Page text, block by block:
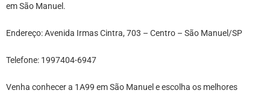
em São Manuel.
Endereço: Avenida Irmas Cintra, 703 – Centro – São Manuel/SP
Telefone: 1997404-6947
Venha conhecer a 1A99 em São Manuel e escolha os melhores